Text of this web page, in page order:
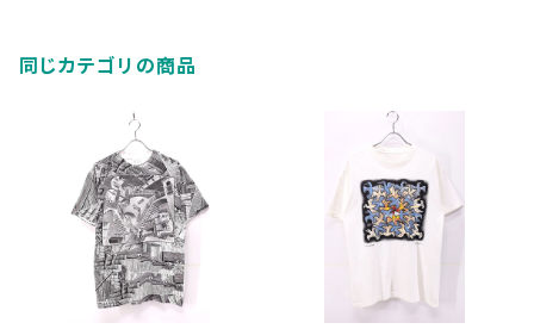
同じカテゴリの商品